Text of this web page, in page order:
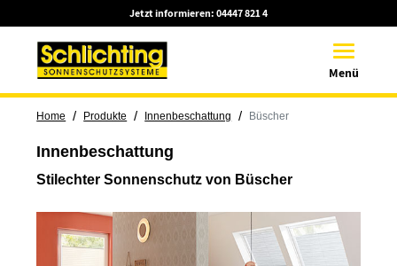
Jetzt informieren: 04447 821 4
Toggle
Menü
Home / Produkte / Innenbeschattung / Büscher
Innenbeschattung
Stilechter Sonnenschutz von Büscher